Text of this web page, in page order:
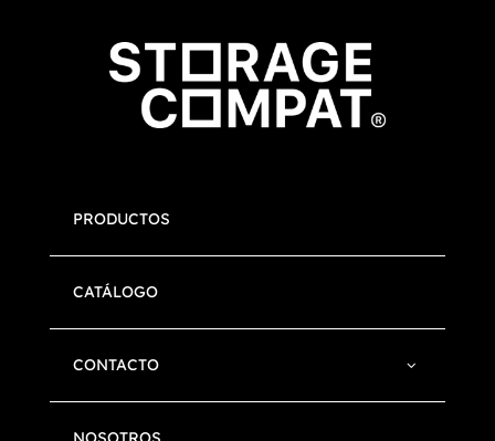
PRODUCTOS
CATÁLOGO
CONTACTO